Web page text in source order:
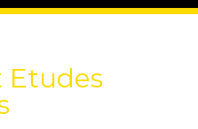
Etudes